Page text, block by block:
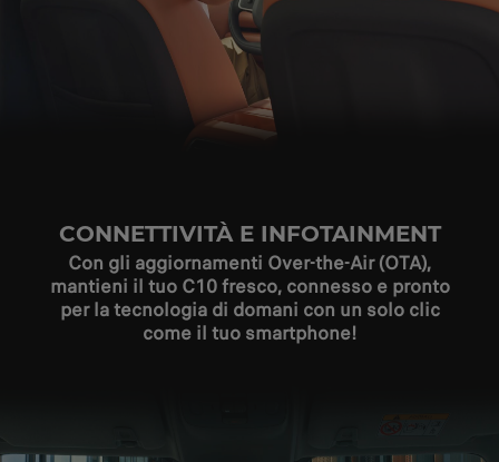
CONNETTIVITÀ E INFOTAINMENT
Con gli aggiornamenti Over-the-Air (OTA),
mantieni il tuo C10 fresco, connesso e pronto
per la tecnologia di domani con un solo clic
come il tuo smartphone!